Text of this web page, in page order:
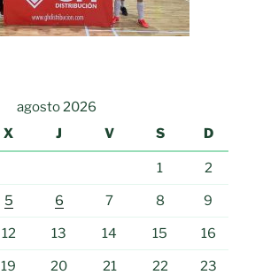
agosto 2026
X J V S D
1 2
5 6 7 8 9
12 13 14 15 16
19 20 21 22 23